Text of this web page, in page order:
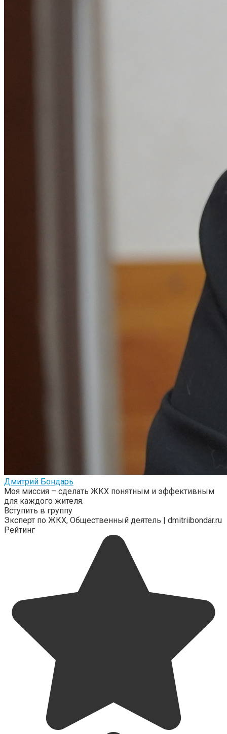
Дмитрий Бондарь
Моя миссия – сделать ЖКХ понятным и эффективным
для каждого жителя.
Вступить в группу
Эксперт по ЖКХ, Общественный деятель | dmitriibondar.ru
Рейтинг